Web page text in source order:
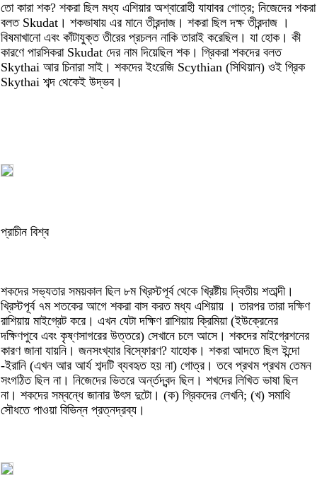
তো কারা শক? শকরা ছিল মধ্য এশিয়ার অশ্বারোহী যাযাবর গোত্র; নিজেদের শকরা
বলত Skudat। শকভাষায় এর মানে তীরন্দাজ। শকরা ছিল দক্ষ তীরন্দাজ ।
বিষমাখানো এবং কাঁটাযুক্ত তীরের প্রচলন নাকি তারাই করেছিল। যা হোক। কী
কারণে পারসিকরা Skudat দের নাম দিয়েছিল শক। গ্রিকরা শকদের বলত
Skythai আর চিনারা সাই। শকদের ইংরেজি Scythian (সিথিয়ান) ওই গ্রিক
Skythai শব্দ থেকেই উদ্ভব।
প্রাচীন বিশ্ব
শকদের সভ্যতার সময়কাল ছিল ৮ম খ্রিস্টপূর্ব থেকে খ্রিষ্টীয় দ্বিতীয় শতাব্দী।
খ্রিস্টপূর্ব ৭ম শতকের আগে শকরা বাস করত মধ্য এশিয়ায় । তারপর তারা দক্ষিণ
রাশিয়ায় মাইগ্রেট করে। এখন যেটা দক্ষিণ রাশিয়ায় ক্রিমিয়া (ইউক্রেনের
দক্ষিণপুবে এবং কৃষ্ণসাগরের উত্তরে) সেখানে চলে আসে। শকদের মাইগ্রেশনের
কারণ জানা যায়নি। জনসংখ্যার বিস্ফোরণ? যাহোক। শকরা আদতে ছিল ইন্দো
-ইরানি (এখন আর আর্য শব্দটি ব্যবহৃত হয় না) গোত্র। তবে প্রথম প্রথম তেমন
সংগঠিত ছিল না। নিজেদের ভিতরে অর্ন্তদ্বন্দ ছিল। শখদের লিখিত ভাষা ছিল
না। শকদের সম্বন্ধে জানার উৎস দুটো। (ক) গ্রিকদের লেখনি; (খ) সমাধি
সৌধতে পাওয়া বিভিন্ন প্রত্নদ্রব্য।